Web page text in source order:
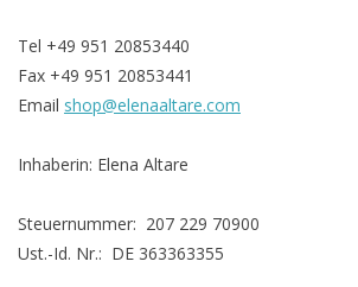
Tel +49 951 20853440
Fax +49 951 20853441
Email shop@elenaaltare.com
Inhaberin: Elena Altare
Steuernummer: 207 229 70900
Ust.-Id. Nr.: DE 363363355